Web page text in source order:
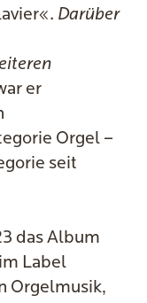
Darüber
er
Orgel –
seit
das Album
Label
Orgelmusik,